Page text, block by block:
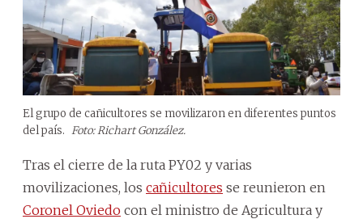
El grupo de cañicultores se movilizaron en diferentes puntos
del país. Foto: Richart González.
Tras el cierre de la ruta PY02 y varias
movilizaciones, los cañicultores se reunieron en
Coronel Oviedo con el ministro de Agricultura y